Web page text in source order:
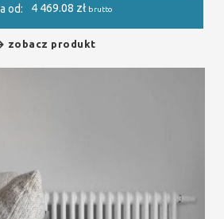
od: 4 469.08 zł brutto
zobacz produkt